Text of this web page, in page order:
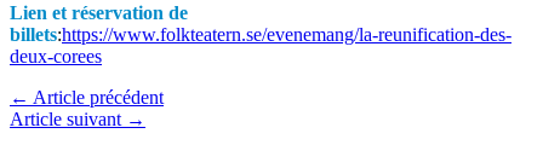
Lien et réservation de
billets:https://www.folkteatern.se/evenemang/la-reunification-des-
deux-corees
← Article précédent
Article suivant →